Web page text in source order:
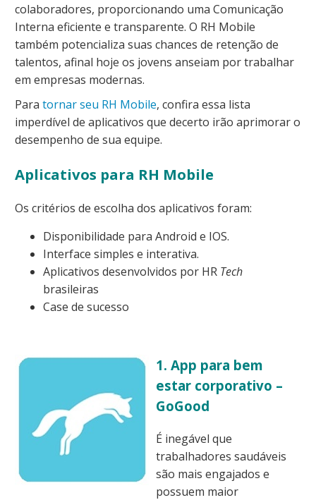
colaboradores, proporcionando uma Comunicação
Interna eficiente e transparente. O RH Mobile
também potencializa suas chances de retenção de
talentos, afinal hoje os jovens anseiam por trabalhar
em empresas modernas.
Para tornar seu RH Mobile, confira essa lista
imperdível de aplicativos que decerto irão aprimorar o
desempenho de sua equipe.
Aplicativos para RH Mobile
Os critérios de escolha dos aplicativos foram:
Disponibilidade para Android e IOS.
Interface simples e interativa.
Aplicativos desenvolvidos por HR Tech
brasileiras
Case de sucesso
1. App para bem
estar corporativo –
GoGood
É inegável que
trabalhadores saudáveis
são mais engajados e
possuem maior